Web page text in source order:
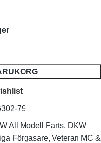
79
All Modell Parts, DKW
Förgasare, Veteran MC &